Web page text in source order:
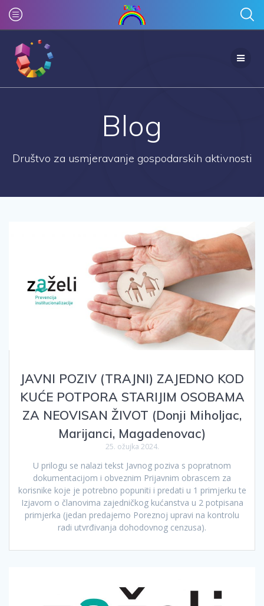
Blog
Društvo za usmjeravanje gospodarskih aktivnosti
JAVNI POZIV (TRAJNI) ZAJEDNO KOD
KUĆE POTPORA STARIJIM OSOBAMA
ZA NEOVISAN ŽIVOT (Donji Miholjac,
Marijanci, Magadenovac)
25. ožujka 2024.
U prilogu se nalazi tekst Javnog poziva s popratnom
dokumentacijom i obveznim Prijavnim obrascem za
korisnike koje je potrebno popuniti i predati u 1 primjerku te
Izjavom o članovima zajedničkog kućanstva u 2 potpisana
primjerka (jedan predajemo Poreznoj upravi na kontrolu
radi utvrđivanja dohodovnog cenzusa).